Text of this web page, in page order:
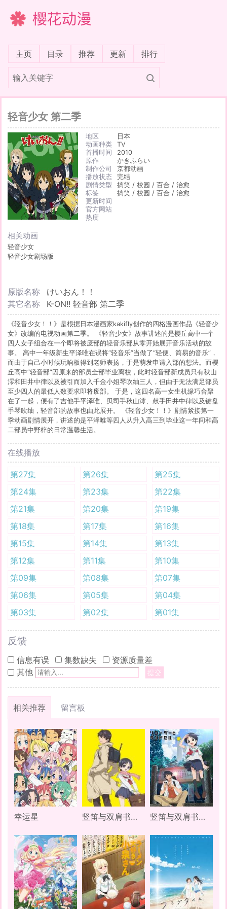
樱花动漫
主页(current)
目录 推荐 更新 排行
轻音少女 第二季
地区
日本
动画种类
TV
首播时间
2010
原作
かきふらい
制作公司
京都动画
播放状态
完结
剧情类型
搞笑 / 校园 / 百合 / 治愈
标签
搞笑 / 校园 / 百合 / 治愈
更新时间
官方网站
热度
相关动画
轻音少女
轻音少女剧场版
原版名称
けいおん！！
其它名称
K-ON!! 轻音部 第二季
《轻音少女！！》是根据日本漫画家kakifly创作的四格漫画作品《轻音少
女》改编的电视动画第二季。 《轻音少女》故事讲述的是樱丘高中一个
四人女子组合在一个即将被废部的轻音乐部从零开始展开音乐活动的故
事。 高中一年级新生平泽唯在误将“轻音乐”当做了“轻便、简易的音乐”，
而由于自己小时候玩响板得到老师表扬，于是萌发申请入部的想法。而樱
丘高中“轻音部”因原来的部员全部毕业离校，此时轻音部新成员只有秋山
澪和田井中律以及被引而加入千金小姐琴吹䌷三人，但由于无法满足部员
至少四人的最低人数要求即将废部。 于是，这四名高一女生机缘巧合聚
在了一起，便有了吉他手平泽唯、贝司手秋山澪、鼓手田井中律以及键盘
手琴吹䌷，轻音部的故事也由此展开。 《轻音少女！！》剧情紧接第一
季动画剧情展开，讲述的是平泽唯等四人从升入高三到毕业这一年间和高
二部员中野梓的日常温馨生活。
在线播放
第27集 第26集
第25集
第24集
第23集
第22集
第21集
第20集
第19集
第18集
第17集
第16集
第15集
第14集
第13集
第12集
第11集
第10集
第09集
第08集
第07集
第06集
第05集
第04集
第03集
第02集 第01集
反馈
信息有误 集数缺失
资源质量差
其他
提交
相关推荐 留言板
幸运星 竖笛与双肩书包OAD 竖笛与双肩书包 第三季